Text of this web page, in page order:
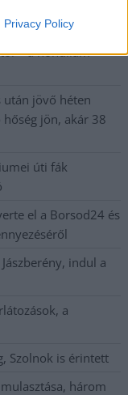
Privacy Policy
– a hőhullám
után jövő héten
jön, akár 38
úti fák
el a Borsod24 és
indul a
a
Szolnok is érintett
három